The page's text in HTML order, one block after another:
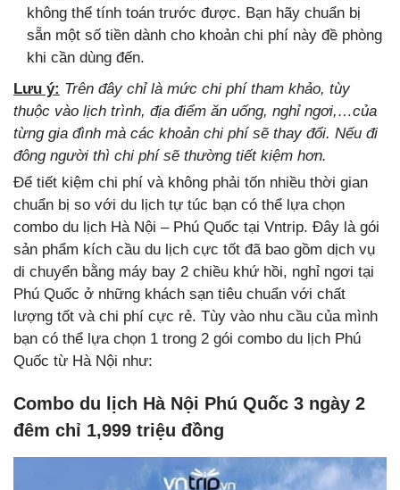
không thể tính toán trước được. Bạn hãy chuẩn bị
sẵn một số tiền dành cho khoản chi phí này đề phòng
khi cần dùng đến.
Lưu ý: Trên đây chỉ là mức chi phí tham khảo, tùy
thuộc vào lịch trình, địa điểm ăn uống, nghỉ ngơi,…của
từng gia đình mà các khoản chi phí sẽ thay đổi. Nếu đi
đông người thì chi phí sẽ thường tiết kiệm hơn.
Để tiết kiệm chi phí và không phải tốn nhiều thời gian
chuẩn bị so với du lịch tự túc bạn có thể lựa chọn
combo du lịch Hà Nội – Phú Quốc tại Vntrip. Đây là gói
sản phẩm kích cầu du lịch cực tốt đã bao gồm dịch vụ
di chuyển bằng máy bay 2 chiều khứ hồi, nghỉ ngơi tại
Phú Quốc ở những khách sạn tiêu chuẩn với chất
lượng tốt và chi phí cực rẻ. Tùy vào nhu cầu của mình
bạn có thể lựa chọn 1 trong 2 gói combo du lịch Phú
Quốc từ Hà Nội như:
Combo du lịch Hà Nội Phú Quốc 3 ngày 2
đêm chỉ 1,999 triệu đồng